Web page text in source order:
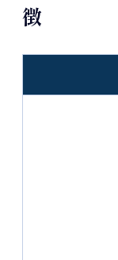
徴